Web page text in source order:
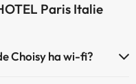
Paris Italie
Choisy ha wi-fi?